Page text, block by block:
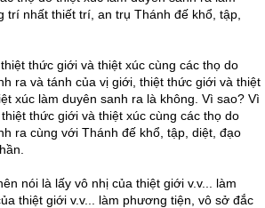
trí nhất thiết trí, an trụ Thánh đế khổ, tập,
thức giới và thiệt xúc cùng các thọ do
ra và tánh của vị giới, thiệt thức giới và thiệt
xúc làm duyên sanh ra là không. Vì sao? Vì
thức giới và thiệt xúc cùng các thọ do
ra cùng với Thánh đế khổ, tập, diệt, đạo
nói là lấy vô nhị của thiệt giới v.v... làm
thiệt giới v.v... làm phương tiện, vô sở đắc